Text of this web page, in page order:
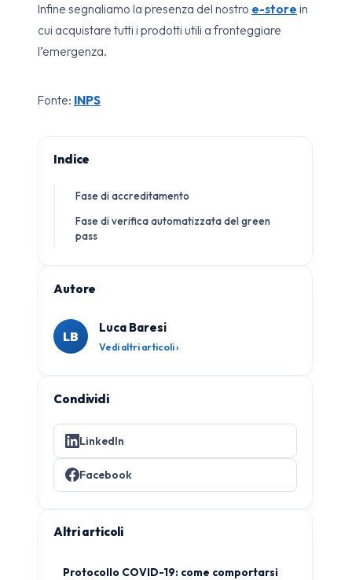
Infine segnaliamo la presenza del nostro e-store in
cui acquistare tutti i prodotti utili a fronteggiare
l’emergenza.
Fonte: INPS
Indice
Fase di accreditamento
Fase di verifica automatizzata del green
pass
Autore
LB
Luca Baresi
Vedi altri articoli ›
Condividi
LinkedIn
Facebook
Altri articoli
Protocollo COVID-19: come comportarsi